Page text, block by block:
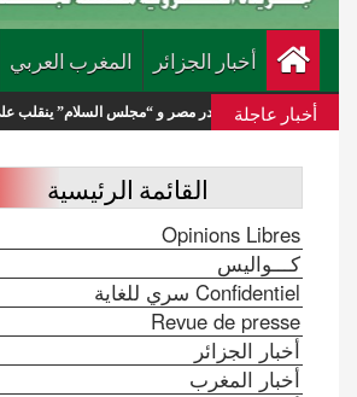
أخبار الجزائر المغرب العربي
أخبار عاجلة
يغادر مصر و “مجلس السلام” ينقلب على خريطة الطريق
القائمة الرئيسية
Opinions Libres
كـــواليس
Confidentiel سري للغاية
Revue de presse
أخبار الجزائر
أخبار المغرب